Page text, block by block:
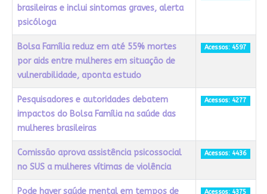
brasileiras e inclui sintomas graves, alerta
psicóloga
Bolsa Família reduz em até 55% mortes
por aids entre mulheres em situação de
vulnerabilidade, aponta estudo
Acessos: 4597
Pesquisadores e autoridades debatem
impactos do Bolsa Família na saúde das
mulheres brasileiras
Acessos: 4277
Comissão aprova assistência psicossocial
no SUS a mulheres vítimas de violência
Acessos: 4436
Pode haver saúde mental em tempos de
Acessos: 4375